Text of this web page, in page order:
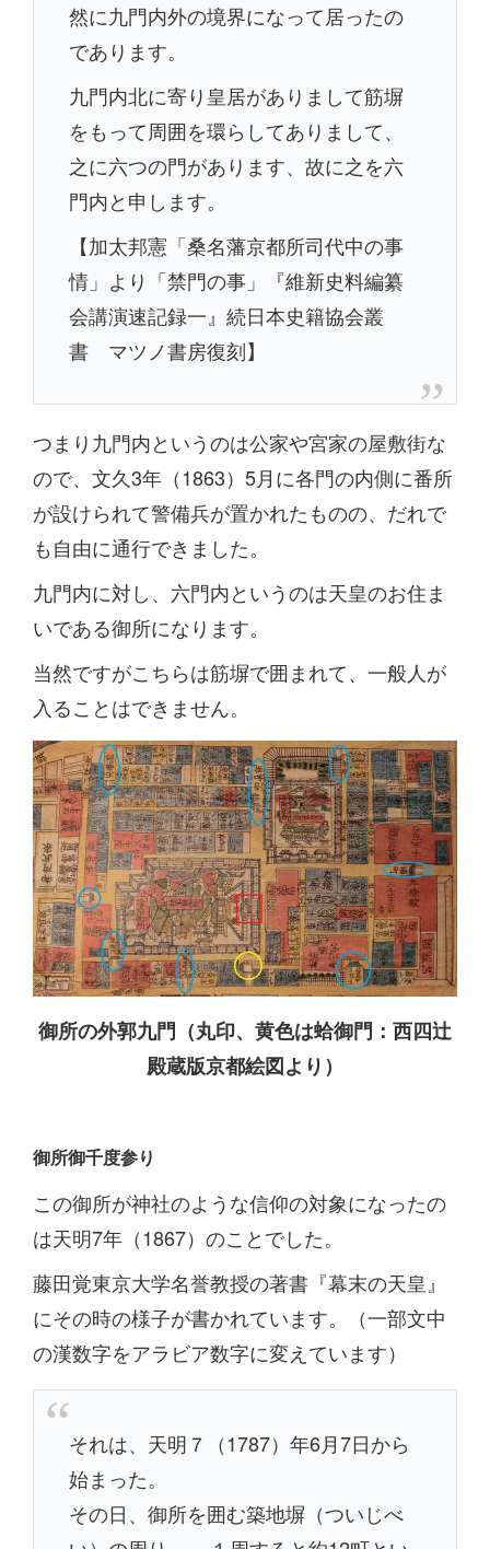
然に九門内外の境界になって居ったの
であります。
九門内北に寄り皇居がありまして筋塀
をもって周囲を環らしてありまして、
之に六つの門があります、故に之を六
門内と申します。
【加太邦憲「桑名藩京都所司代中の事
情」より「禁門の事」『維新史料編纂
会講演速記録一』続日本史籍協会叢
書 マツノ書房復刻】
つまり九門内というのは公家や宮家の屋敷街な
ので、文久3年（1863）5月に各門の内側に番所
が設けられて警備兵が置かれたものの、だれで
も自由に通行できました。
九門内に対し、六門内というのは天皇のお住ま
いである御所になります。
当然ですがこちらは筋塀で囲まれて、一般人が
入ることはできません。
御所の外郭九門（丸印、黄色は蛤御門：西四辻
殿蔵版京都絵図より）
御所御千度参り
この御所が神社のような信仰の対象になったの
は天明7年（1867）のことでした。
藤田覚東京大学名誉教授の著書『幕末の天皇』
にその時の様子が書かれています。（一部文中
の漢数字をアラビア数字に変えています）
それは、天明７（1787）年6月7日から
始まった。
その日、御所を囲む築地塀（ついじべ